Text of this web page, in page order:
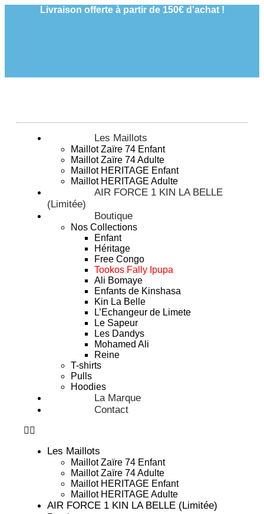
Livraison offerte à partir de 150€ d'achat !
Les Maillots
Maillot Zaïre 74 Enfant
Maillot Zaïre 74 Adulte
Maillot HERITAGE Enfant
Maillot HERITAGE Adulte
AIR FORCE 1 KIN LA BELLE
(Limitée)
Boutique
Nos Collections
Enfant
Héritage
Free Congo
Tookos Fally Ipupa
Ali Bomaye
Enfants de Kinshasa
Kin La Belle
L’Echangeur de Limete
Le Sapeur
Les Dandys
Mohamed Ali
Reine
T-shirts
Pulls
Hoodies
La Marque
Contact
Les Maillots
Maillot Zaïre 74 Enfant
Maillot Zaïre 74 Adulte
Maillot HERITAGE Enfant
Maillot HERITAGE Adulte
AIR FORCE 1 KIN LA BELLE (Limitée)